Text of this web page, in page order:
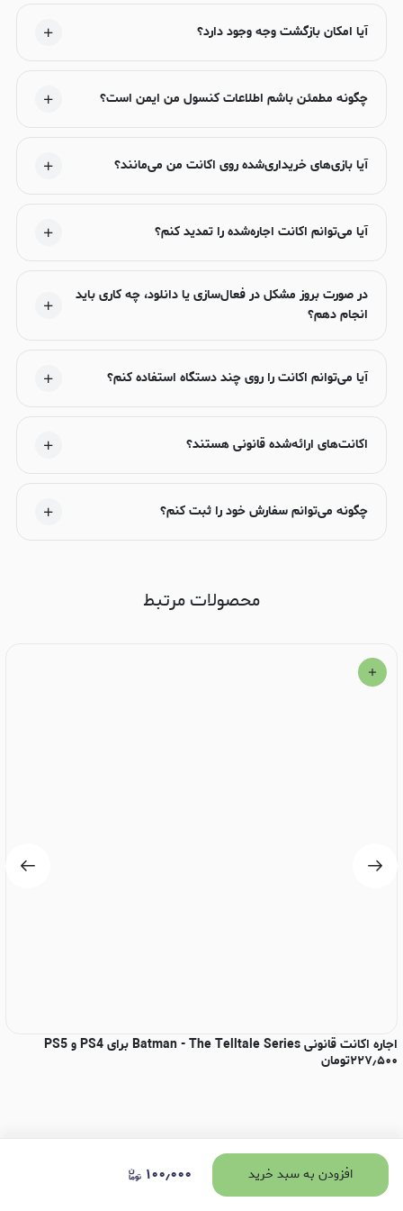
افزودن به سبد خرید ۱۰۰٫۰۰۰
آیا امکان بازگشت وجه وجود دارد؟
چگونه مطمئن باشم اطلاعات کنسول من ایمن است؟
آیا بازی‌های خریداری‌شده روی اکانت من می‌مانند؟
آیا می‌توانم اکانت اجاره‌شده را تمدید کنم؟
در صورت بروز مشکل در فعال‌سازی یا دانلود، چه کاری باید
انجام دهم؟
آیا می‌توانم اکانت را روی چند دستگاه استفاده کنم؟
اکانت‌های ارائه‌شده قانونی هستند؟
چگونه می‌توانم سفارش خود را ثبت کنم؟
محصولات مرتبط
اجاره اکانت قانونی Batman - The Telltale Series برای PS4 و PS5
۲۲۷٫۵۰۰تومان